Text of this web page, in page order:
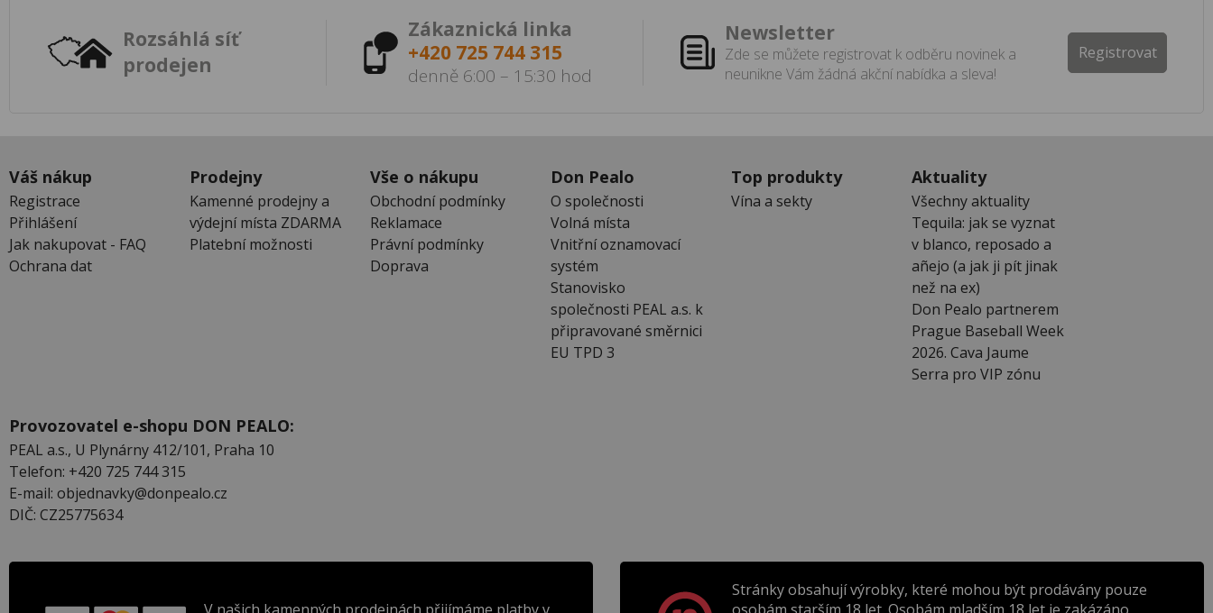
Rozsáhlá síť
prodejen
Zákaznická linka
+420 725 744 315
denně 6:00 – 15:30 hod
Newsletter
Zde se můžete registrovat k odběru novinek a
neunikne Vám žádná akční nabídka a sleva!
Registrovat
Váš nákup
Registrace
Přihlášení
Jak nakupovat - FAQ
Ochrana dat
Prodejny
Kamenné prodejny a
výdejní místa ZDARMA
Platební možnosti
Vše o nákupu
Obchodní podmínky
Reklamace
Právní podmínky
Doprava
Don Pealo
O společnosti
Volná místa
Vnitřní oznamovací
systém
Stanovisko
společnosti PEAL a.s. k
připravované směrnici
EU TPD 3
Top produkty
Vína a sekty
Aktuality
Všechny aktuality
Tequila: jak se vyznat
v blanco, reposado a
añejo (a jak ji pít jinak
než na ex)
Don Pealo partnerem
Prague Baseball Week
2026. Cava Jaume
Serra pro VIP zónu
Provozovatel e-shopu DON PEALO:
PEAL a.s., U Plynárny 412/101, Praha 10
Telefon: +420 725 744 315
E-mail: objednavky@donpealo.cz
DIČ: CZ25775634
Stránky obsahují výrobky, které mohou být prodávány pouze